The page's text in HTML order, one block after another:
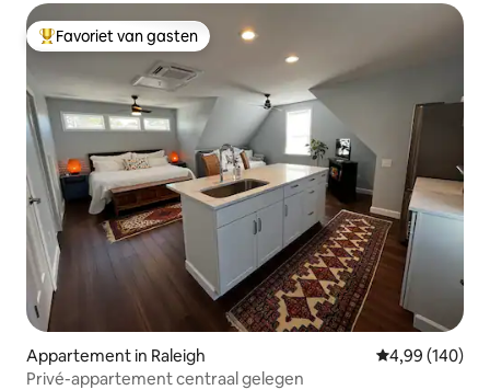
Topfavoriet van gasten
Favoriet van gasten
Appartement in Raleigh Gemiddelde
4,99 (140)
Privé-appartement centraal gelegen